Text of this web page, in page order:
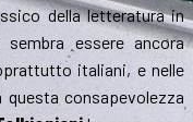
della letteratura in
essere ancora
italiani, e nelle
consapevolezza